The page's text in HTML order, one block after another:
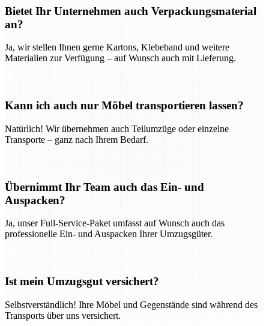
Bietet Ihr Unternehmen auch Verpackungsmaterial
an?
Ja, wir stellen Ihnen gerne Kartons, Klebeband und weitere
Materialien zur Verfügung – auf Wunsch auch mit Lieferung.
Kann ich auch nur Möbel transportieren lassen?
Natürlich! Wir übernehmen auch Teilumzüge oder einzelne
Transporte – ganz nach Ihrem Bedarf.
Übernimmt Ihr Team auch das Ein- und
Auspacken?
Ja, unser Full-Service-Paket umfasst auf Wunsch auch das
professionelle Ein- und Auspacken Ihrer Umzugsgüter.
Ist mein Umzugsgut versichert?
Selbstverständlich! Ihre Möbel und Gegenstände sind während des
Transports über uns versichert.